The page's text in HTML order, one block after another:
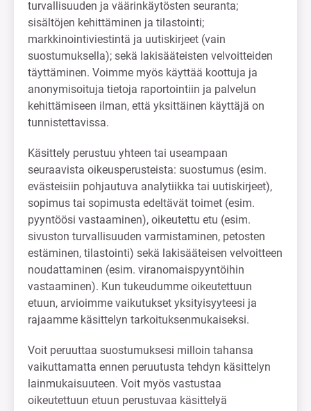
turvallisuuden ja väärinkäytösten seuranta;
sisältöjen kehittäminen ja tilastointi;
markkinointiviestintä ja uutiskirjeet (vain
suostumuksella); sekä lakisääteisten velvoitteiden
täyttäminen. Voimme myös käyttää koottuja ja
anonymisoituja tietoja raportointiin ja palvelun
kehittämiseen ilman, että yksittäinen käyttäjä on
tunnistettavissa.
Käsittely perustuu yhteen tai useampaan
seuraavista oikeusperusteista: suostumus (esim.
evästeisiin pohjautuva analytiikka tai uutiskirjeet),
sopimus tai sopimusta edeltävät toimet (esim.
pyyntöösi vastaaminen), oikeutettu etu (esim.
sivuston turvallisuuden varmistaminen, petosten
estäminen, tilastointi) sekä lakisääteisen velvoitteen
noudattaminen (esim. viranomaispyyntöihin
vastaaminen). Kun tukeudumme oikeutettuun
etuun, arvioimme vaikutukset yksityisyyteesi ja
rajaamme käsittelyn tarkoituksenmukaiseksi.
Voit peruuttaa suostumuksesi milloin tahansa
vaikuttamatta ennen peruutusta tehdyn käsittelyn
lainmukaisuuteen. Voit myös vastustaa
oikeutettuun etuun perustuvaa käsittelyä